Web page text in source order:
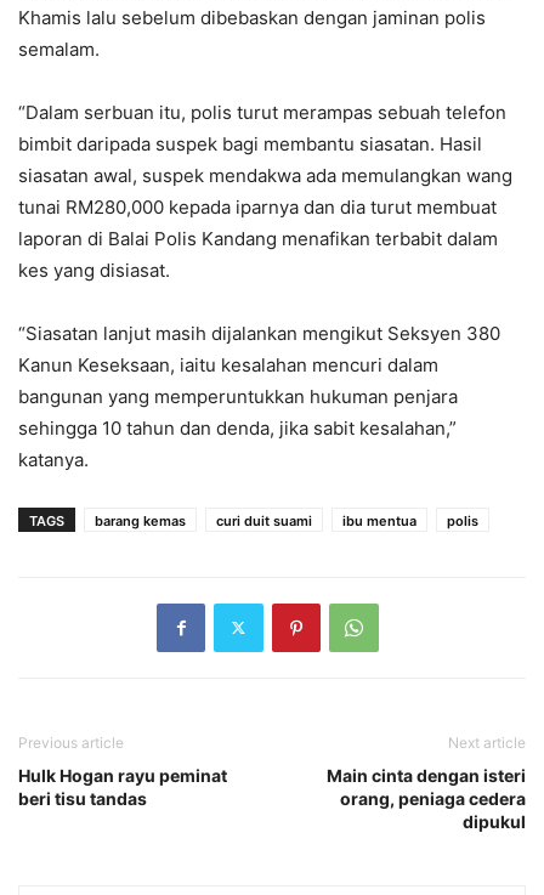
Khamis lalu sebelum dibebaskan dengan jaminan polis
semalam.
“Dalam serbuan itu, polis turut merampas sebuah telefon
bimbit daripada suspek bagi membantu siasatan. Hasil
siasatan awal, suspek mendakwa ada memulangkan wang
tunai RM280,000 kepada iparnya dan dia turut membuat
laporan di Balai Polis Kandang menafikan terbabit dalam
kes yang disiasat.
“Siasatan lanjut masih dijalankan mengikut Seksyen 380
Kanun Keseksaan, iaitu kesalahan mencuri dalam
bangunan yang memperuntukkan hukuman penjara
sehingga 10 tahun dan denda, jika sabit kesalahan,”
katanya.
TAGS barang kemas curi duit suami ibu mentua polis
Previous article
Hulk Hogan rayu peminat
beri tisu tandas
Next article
Main cinta dengan isteri
orang, peniaga cedera
dipukul